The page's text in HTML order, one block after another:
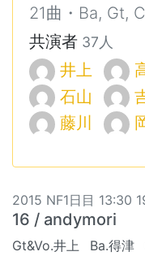
21曲・Ba, Gt,
共演者 37人
井上
石山
藤川
2015 NF1日目 13:30
16 / andymori
Gt&Vo.井上 Ba.得津